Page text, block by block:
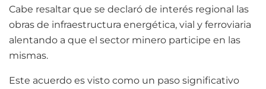
Cabe resaltar que se declaró de interés regional las
obras de infraestructura energética, vial y ferroviaria
alentando a que el sector minero participe en las
mismas.
Este acuerdo es visto como un paso significativo